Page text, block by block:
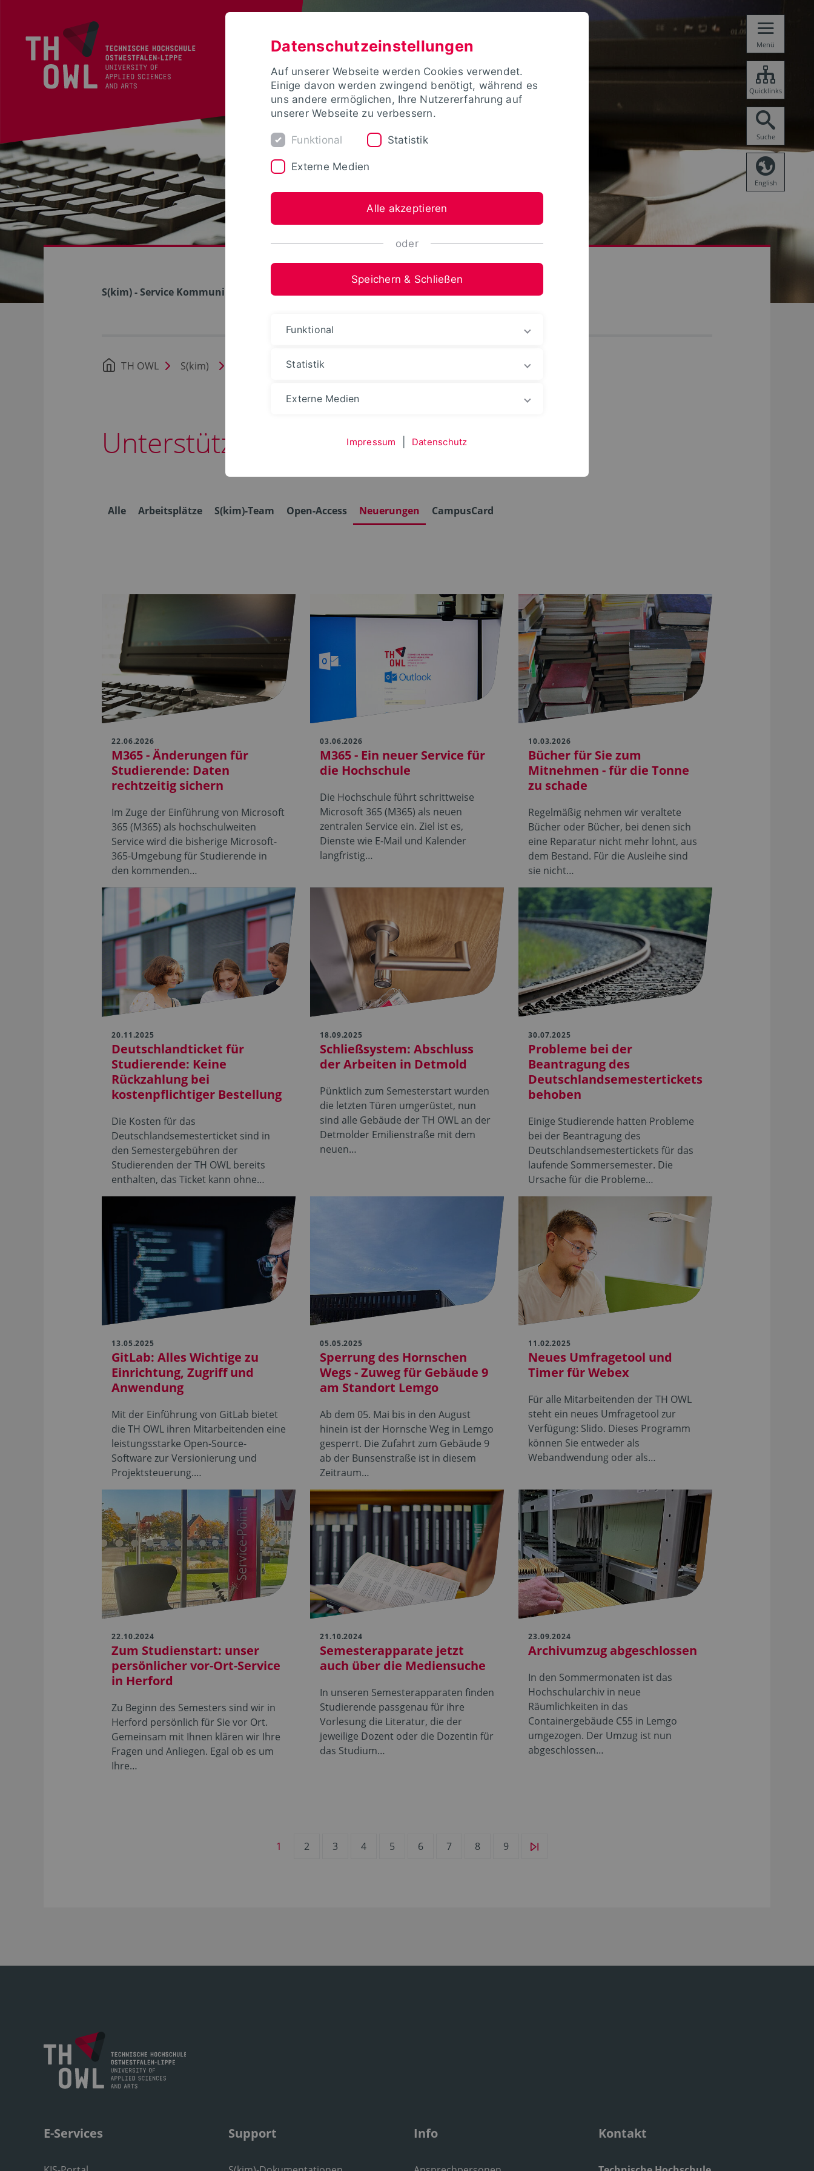
Menü
Quicklinks
Suche
English
S(kim) - Service Kommunikation Information Medien
TH OWL S(kim) Nachrichten Unterstützung/Support
Unterstützung/Support
Alle Arbeitsplätze S(kim)-Team Open-Access Neuerungen CampusCard
22.06.2026
M365 - Änderungen für
Studierende: Daten
rechtzeitig sichern
Im Zuge der Einführung von Microsoft
365 (M365) als hochschulweiten
Service wird die bisherige Microsoft-
365-Umgebung für Studierende in
den kommenden…
03.06.2026
M365 - Ein neuer Service für
die Hochschule
Die Hochschule führt schrittweise
Microsoft 365 (M365) als neuen
zentralen Service ein. Ziel ist es,
Dienste wie E-Mail und Kalender
langfristig…
10.03.2026
Bücher für Sie zum
Mitnehmen - für die Tonne
zu schade
Regelmäßig nehmen wir veraltete
Bücher oder Bücher, bei denen sich
eine Reparatur nicht mehr lohnt, aus
dem Bestand. Für die Ausleihe sind
sie nicht…
20.11.2025
Deutschlandticket für
Studierende: Keine
Rückzahlung bei
kostenpflichtiger Bestellung
Die Kosten für das
Deutschlandsemesterticket sind in
den Semestergebühren der
Studierenden der TH OWL bereits
enthalten, das Ticket kann ohne…
18.09.2025
Schließsystem: Abschluss
der Arbeiten in Detmold
Pünktlich zum Semesterstart wurden
die letzten Türen umgerüstet, nun
sind alle Gebäude der TH OWL an der
Detmolder Emilienstraße mit dem
neuen…
30.07.2025
Probleme bei der
Beantragung des
Deutschlandsemestertickets
behoben
Einige Studierende hatten Probleme
bei der Beantragung des
Deutschlandsemestertickets für das
laufende Sommersemester. Die
Ursache für die Probleme…
13.05.2025
GitLab: Alles Wichtige zu
Einrichtung, Zugriff und
Anwendung
Mit der Einführung von GitLab bietet
die TH OWL ihren Mitarbeitenden eine
leistungsstarke Open-Source-
Software zur Versionierung und
Projektsteuerung.…
05.05.2025
Sperrung des Hornschen
Wegs - Zuweg für Gebäude 9
am Standort Lemgo
Ab dem 05. Mai bis in den August
hinein ist der Hornsche Weg in Lemgo
gesperrt. Die Zufahrt zum Gebäude 9
ab der Bunsenstraße ist in diesem
Zeitraum…
11.02.2025
Neues Umfragetool und
Timer für Webex
Für alle Mitarbeitenden der TH OWL
steht ein neues Umfragetool zur
Verfügung: Slido. Dieses Programm
können Sie entweder als
Webandwendung oder als…
22.10.2024
Zum Studienstart: unser
persönlicher vor-Ort-Service
in Herford
Zu Beginn des Semesters sind wir in
Herford persönlich für Sie vor Ort.
Gemeinsam mit Ihnen klären wir Ihre
Fragen und Anliegen. Egal ob es um
Ihre…
21.10.2024
Semesterapparate jetzt
auch über die Mediensuche
In unseren Semesterapparaten finden
Studierende passgenau für ihre
Vorlesung die Literatur, die der
jeweilige Dozent oder die Dozentin für
das Studium…
23.09.2024
Archivumzug abgeschlossen
In den Sommermonaten ist das
Hochschularchiv in neue
Räumlichkeiten in das
Containergebäude C55 in Lemgo
umgezogen. Der Umzug ist nun
abgeschlossen…
1 2 3 4 5 6 7 8 9
E-Services Support Info Kontakt
Datenschutzeinstellungen
Auf unserer Webseite werden Cookies verwendet.
Einige davon werden zwingend benötigt, während es
uns andere ermöglichen, Ihre Nutzererfahrung auf
unserer Webseite zu verbessern.
Funktional Statistik
Externe Medien
Alle akzeptieren
oder
Speichern & Schließen
Funktional
Statistik
Externe Medien
Impressum Datenschutz